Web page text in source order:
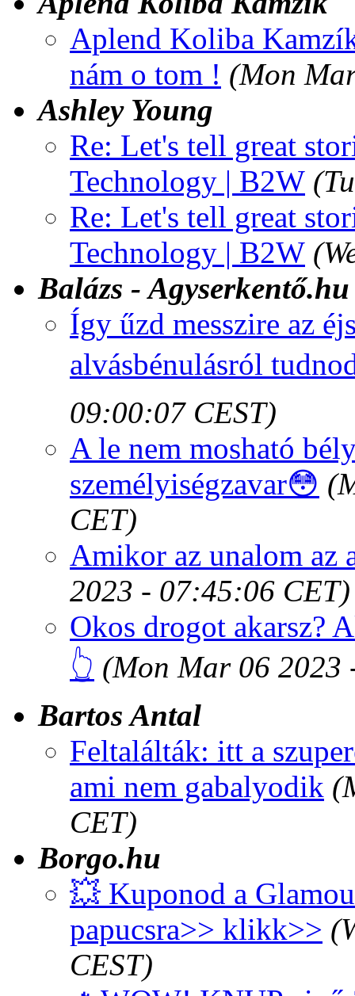
Aplend Koliba
nám o tom ! (Mon
Ashley Young
Re: Let's tell great
Technology | B2W
Re: Let's tell great
Technology | B2W
Balázs - Agyserkentő.hu
Így űzd messzire az
alvásbénulásról
09:00:07 CEST)
A le nem mosható
személyiségzavar😳
CET)
Amikor az unalom az
2023 - 07:45:06 CET)
Okos drogot akarsz?
👆 (Mon Mar 06 2023
Bartos Antal
Feltalálták: itt a
ami nem gabalyodik
CET)
Borgo.hu
💥 Kuponod a
papucsra>> klikk>>
CEST)